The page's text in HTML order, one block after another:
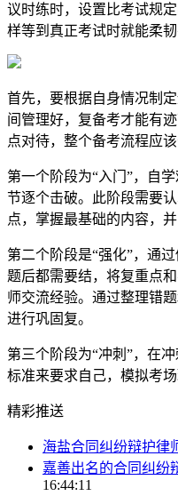
议时练时，设置比考试规
样等到真正考试时就能柔韧
首先，要根据自身情况制
间管理好，复备考才能有
点对待，整个备考流程应该
第一个阶段为“入门”，自
节逐个击破。此阶段需要
点，掌握最基础的内容，
第二个阶段是“强化”，通
题后都需要结，将复重点
师交流经验。通过整理错
进行巩固复。
第三个阶段为“冲刺”，在
标准来要求自己，模拟考
精彩推送
海盐合同纠纷辩护律
嘉善出名的合同纠纷
16:44:11